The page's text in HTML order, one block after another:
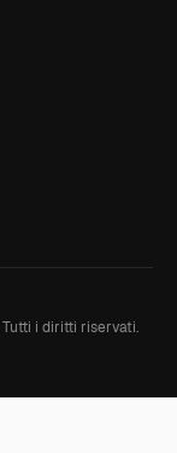
Tutti i diritti riservati.